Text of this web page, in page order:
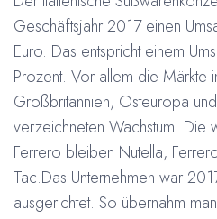
Geschäftsjahr 2017 einen
Euro. Das entspricht einem
Prozent. Vor allem die Märkte
Großbritannien, Osteuropa
verzeichneten Wachstum. Die
Ferrero bleiben Nutella,
Tac.Das Unternehmen war
ausgerichtet. So übernahm